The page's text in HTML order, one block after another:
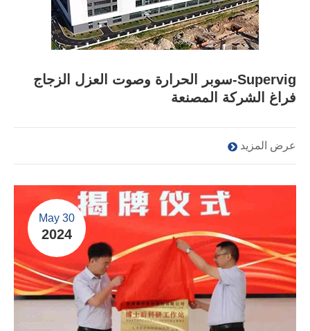
Supervig-سوبر الحرارة وصوت العزل الزجاج
فراغ الشركة المصنعة
عرض المزيد
May 30
2024